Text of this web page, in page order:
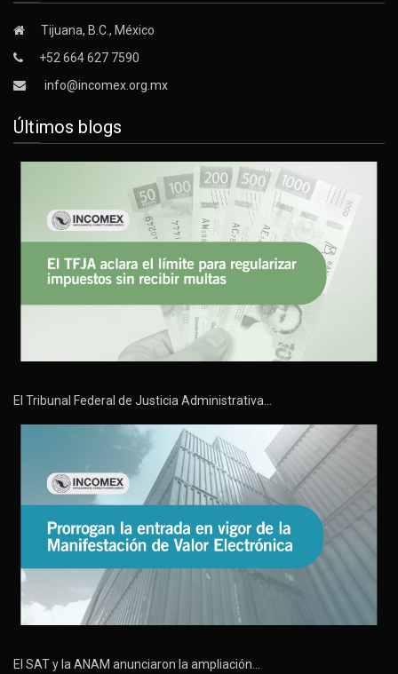
Tijuana, B.C., México
+52 664 627 7590
info@incomex.org.mx
Últimos blogs
El Tribunal Federal de Justicia Administrativa…
El SAT y la ANAM anunciaron la ampliación…